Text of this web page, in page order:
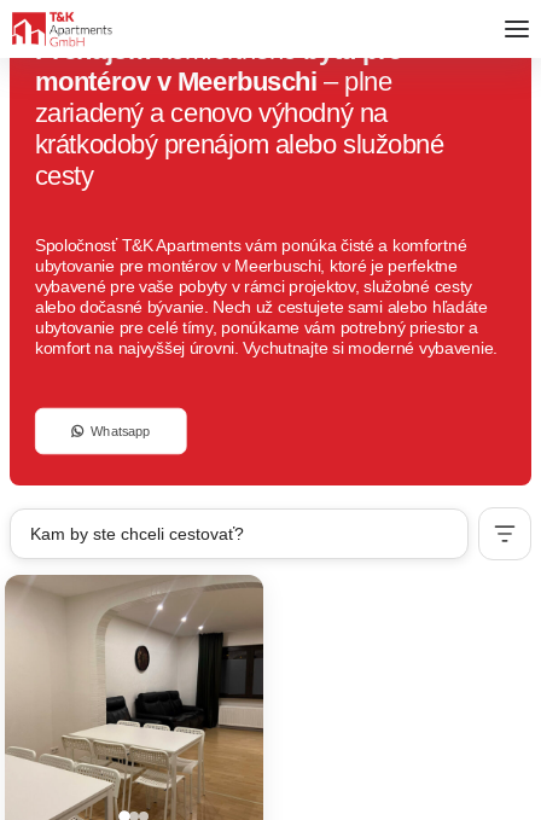
Prenájomkomfortnéhobytu pre
montérov v Meerbuschi – plne
zariadený a cenovo výhodný na
krátkodobý prenájom alebo služobné
cesty
Spoločnosť T&K Apartments vám ponúka čisté a komfortné
ubytovanie pre montérov v Meerbuschi, ktoré je perfektne
vybavené pre vaše pobyty v rámci projektov, služobné cesty
alebo dočasné bývanie. Nech už cestujete sami alebo hľadáte
ubytovanie pre celé tímy, ponúkame vám potrebný priestor a
komfort na najvyššej úrovni. Vychutnajte si moderné vybavenie.
Whatsapp
Kam by ste chceli cestovať?